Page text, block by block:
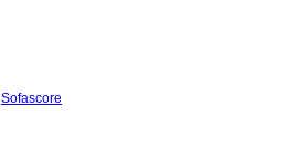
Sofascore